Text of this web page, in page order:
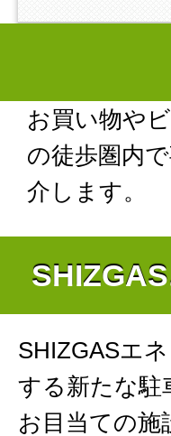
お買い物や
の徒歩圏内
介します。
SHIZGASエ
する新たな駐
お目当ての施